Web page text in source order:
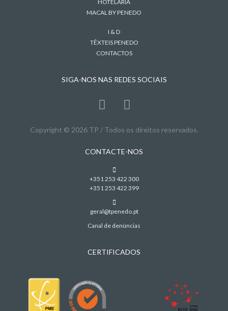
HOTELARIA
MACAL BY PENEDO
I & D
TÊXTEIS PENEDO
CONTACTOS
SIGA-NOS NAS REDES SOCIAIS
Copyright © 2026 TP / Todos os direitos reservados.
CONTACTE-NOS
+351 253 422 300
+351 253 422 399
geral@tpenedo.pt
Canal de denúncias
CERTIFICADOS